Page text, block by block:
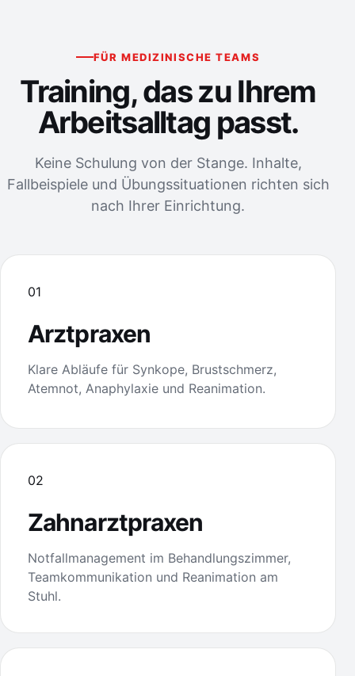
FÜR MEDIZINISCHE TEAMS
Training, das zu Ihrem
Arbeitsalltag passt.
Keine Schulung von der Stange. Inhalte,
Fallbeispiele und Übungssituationen richten sich
nach Ihrer Einrichtung.
01
Arztpraxen
Klare Abläufe für Synkope, Brustschmerz,
Atemnot, Anaphylaxie und Reanimation.
02
Zahnarztpraxen
Notfallmanagement im Behandlungszimmer,
Teamkommunikation und Reanimation am
Stuhl.